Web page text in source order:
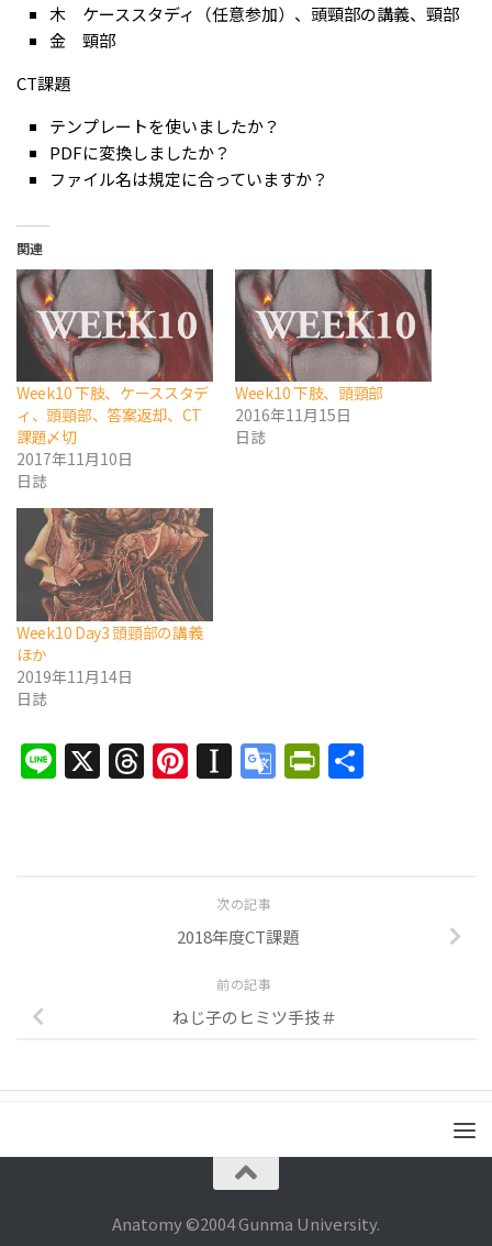
木 ケーススタディ（任意参加）、頭頸部の講義、頸部
金 頸部
CT課題
テンプレートを使いましたか？
PDFに変換しましたか？
ファイル名は規定に合っていますか？
関連
Week10 下肢、ケーススタデ
ィ、頭頸部、答案返却、CT
課題〆切
2017年11月10日
日誌
Week10 下肢、頭頸部
2016年11月15日
日誌
Week10 Day3 頭頸部の講義
ほか
2019年11月14日
日誌
Line
X Threads
Pinterest
Instapaper
Google
次の記事
2018年度CT課題
前の記事
ねじ子のヒミツ手技＃
Anatomy ©2004 Gunma University.